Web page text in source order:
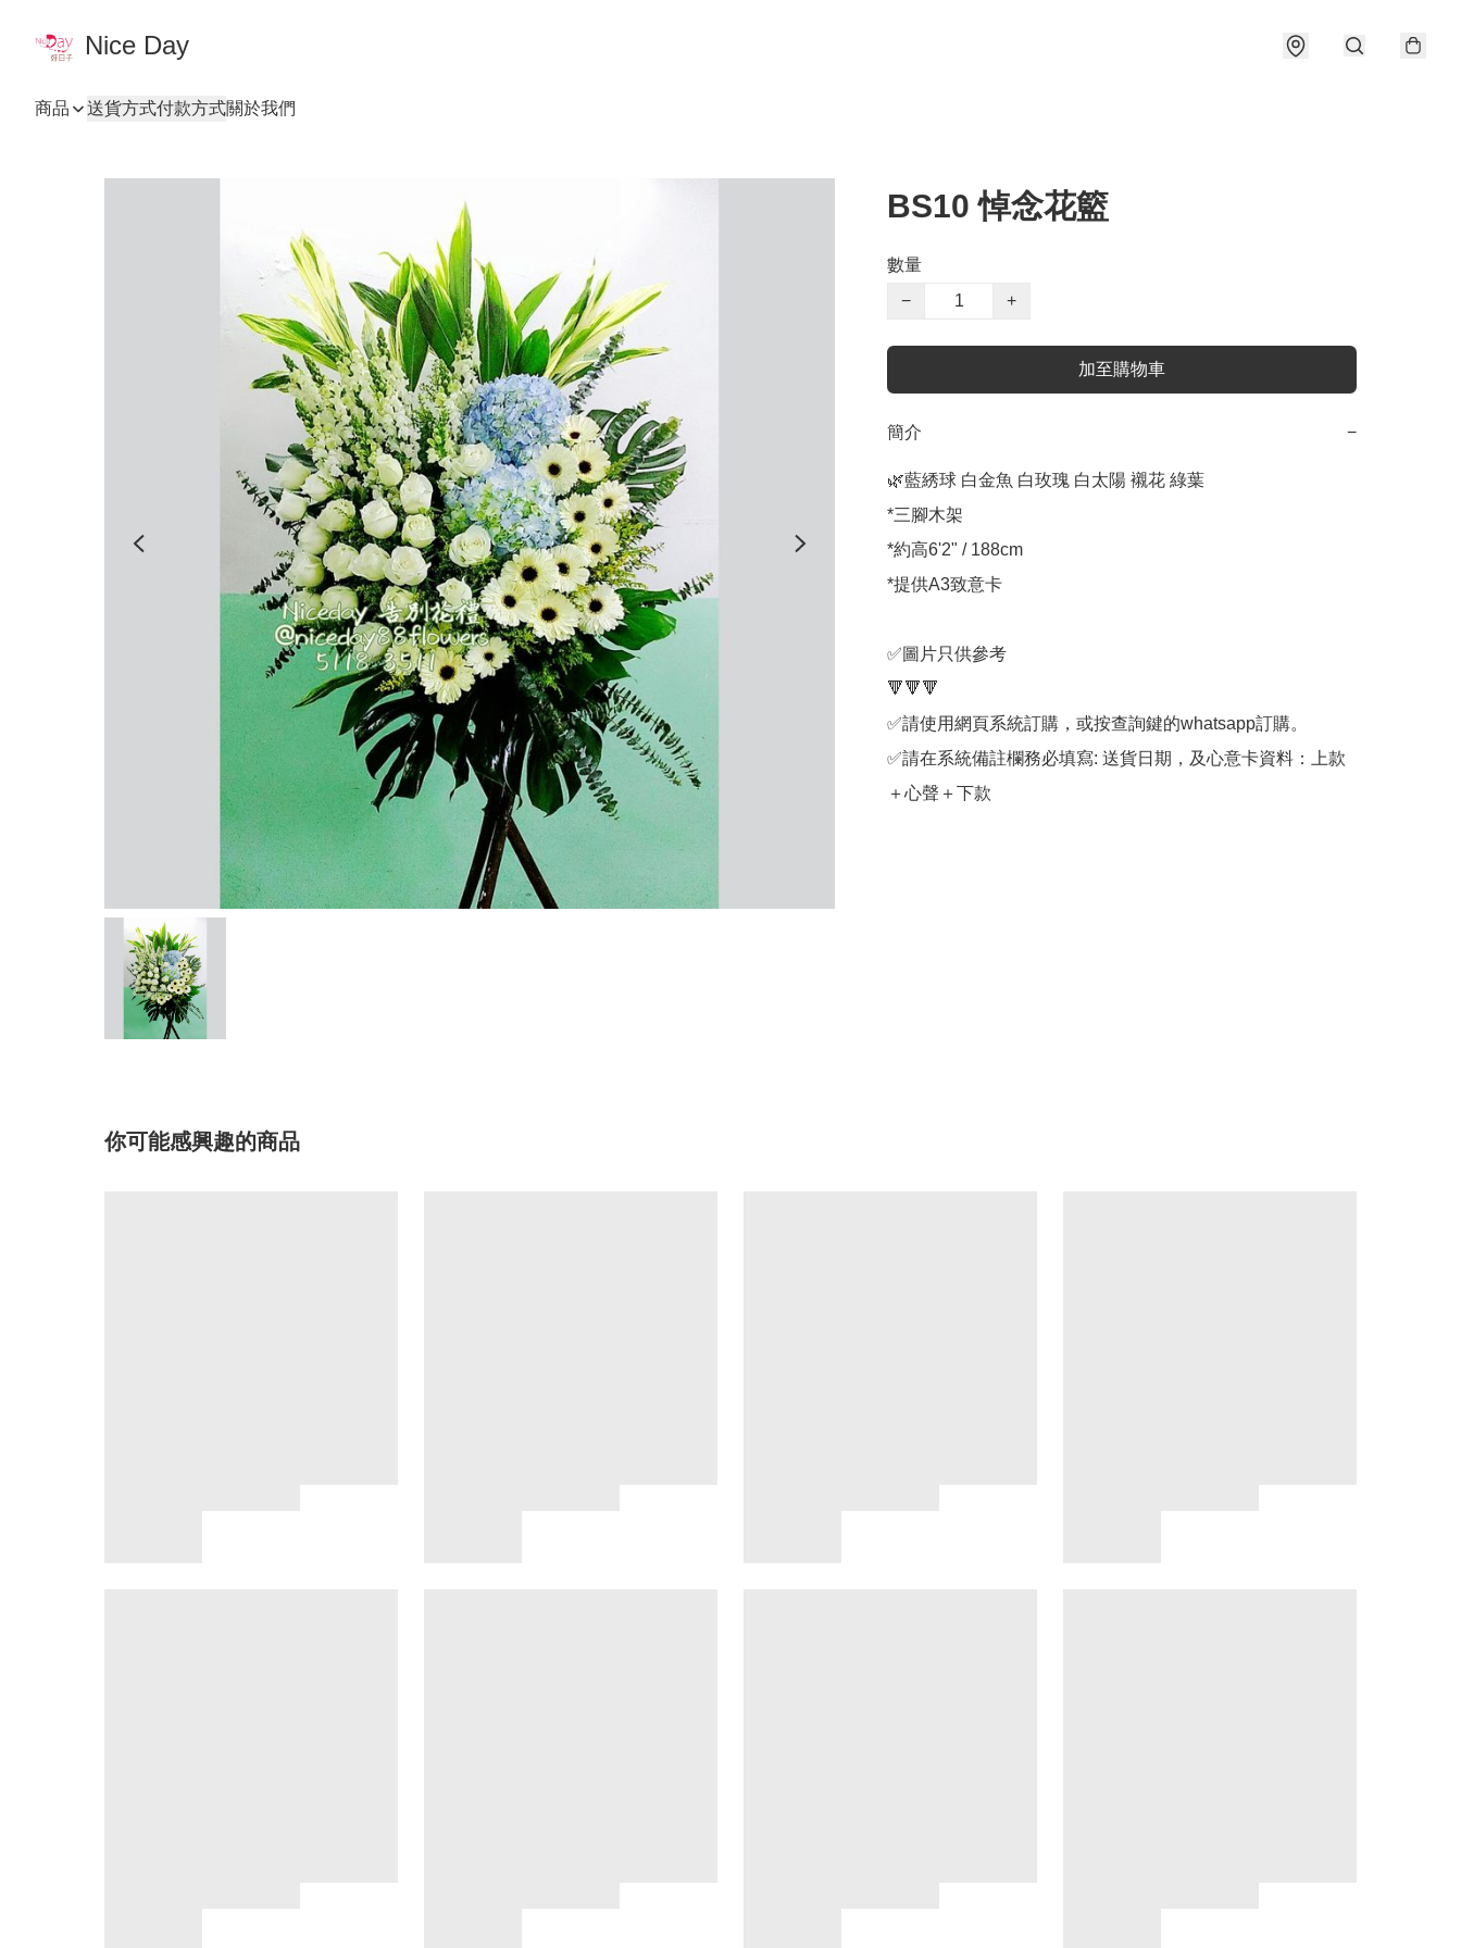
Nice Day
商品 送貨方式付款方式關於我們
BS10 悼念花籃
數量
−
+
加至購物車
簡介 −
🌿藍綉球 白金魚 白玫瑰 白太陽 襯花 綠葉
*三腳木架
*約高6'2" / 188cm
*提供A3致意卡
✅圖片只供參考
🔻🔻🔻
✅請使用網頁系統訂購，或按查詢鍵的whatsapp訂購。
✅請在系統備註欄務必填寫: 送貨日期，及心意卡資料：上款
＋心聲＋下款
你可能感興趣的商品